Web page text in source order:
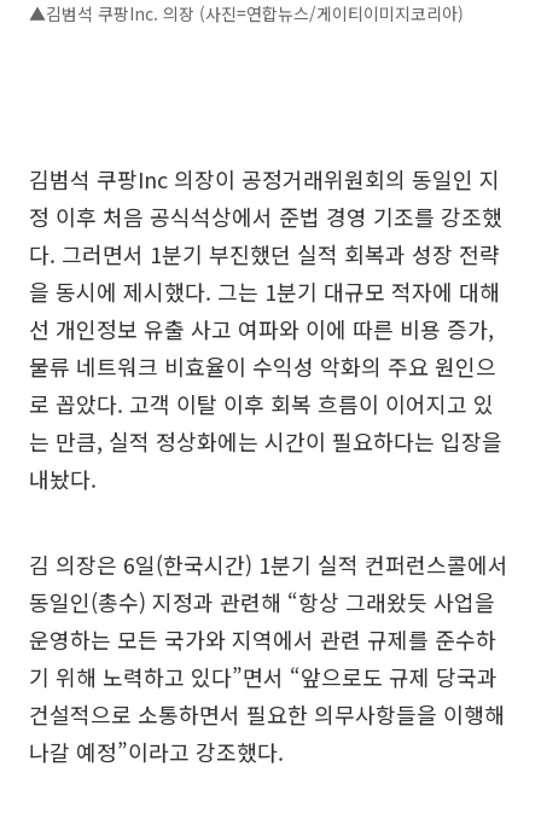
▲김범석 쿠팡Inc. 의장 (사진=연합뉴스/게이티이미지코리아)
김범석 쿠팡Inc 의장이 공정거래위원회의 동일인 지
정 이후 처음 공식석상에서 준법 경영 기조를 강조했
다. 그러면서 1분기 부진했던 실적 회복과 성장 전략
을 동시에 제시했다. 그는 1분기 대규모 적자에 대해
선 개인정보 유출 사고 여파와 이에 따른 비용 증가,
물류 네트워크 비효율이 수익성 악화의 주요 원인으
로 꼽았다. 고객 이탈 이후 회복 흐름이 이어지고 있
는 만큼, 실적 정상화에는 시간이 필요하다는 입장을
내놨다.
김 의장은 6일(한국시간) 1분기 실적 컨퍼런스콜에서
동일인(총수) 지정과 관련해 “항상 그래왔듯 사업을
운영하는 모든 국가와 지역에서 관련 규제를 준수하
기 위해 노력하고 있다”면서 “앞으로도 규제 당국과
건설적으로 소통하면서 필요한 의무사항들을 이행해
나갈 예정”이라고 강조했다.